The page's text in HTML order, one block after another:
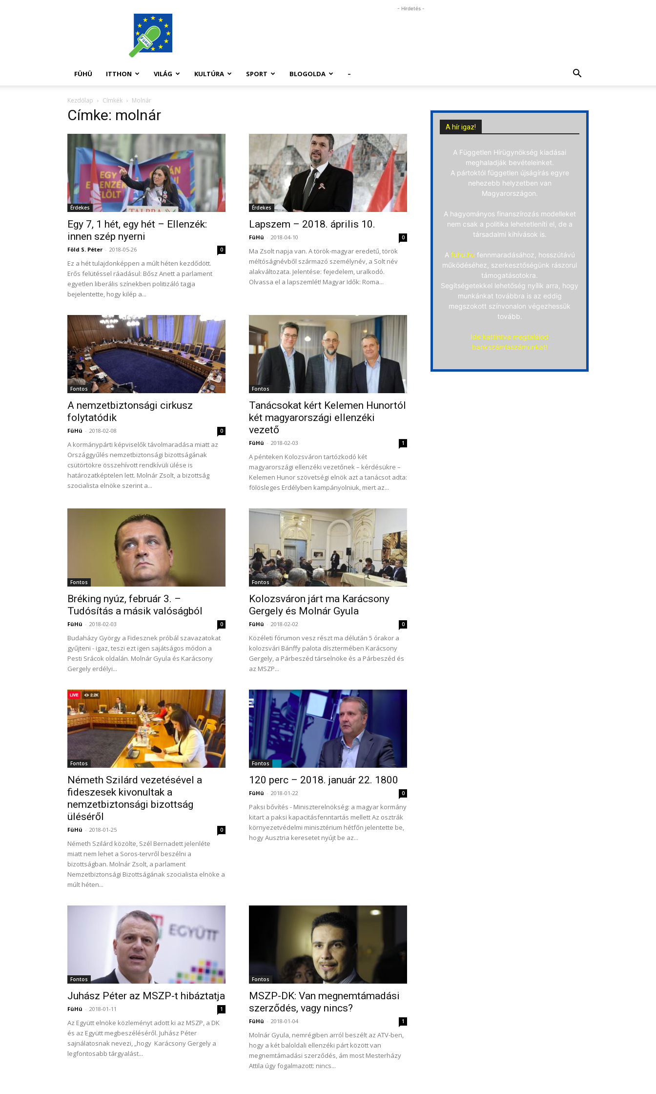
FüHü
- Hirdetés -
FÜHÜ ITTHON VILÁG KULTÚRA SPORT BLOGOLDA –
Kezdőlap Címkék Molnár
Címke: molnár
Érdekes
Egy 7, 1 hét, egy hét – Ellenzék:
innen szép nyerni
Föld S. Péter - 2018-05-26 0
Ez a hét tulajdonképpen a múlt héten kezdődött.
Erős felütéssel ráadásul: Bősz Anett a parlament
egyetlen liberális színekben politizáló tagja
bejelentette, hogy kilép a...
Érdekes
Lapszem – 2018. április 10.
FüHü - 2018-04-10 0
Ma Zsolt napja van. A török-magyar eredetű, török
méltóságnévből származó személynév, a Solt név
alakváltozata. Jelentése: fejedelem, uralkodó.
Olvassa el a lapszemlét! Magyar Idők: Roma...
Fontos
A nemzetbiztonsági cirkusz
folytatódik
FüHü - 2018-02-08 0
A kormánypárti képviselők távolmaradása miatt az
Országgyűlés nemzetbiztonsági bizottságának
csütörtökre összehívott rendkívüli ülése is
határozatképtelen lett. Molnár Zsolt, a bizottság
szocialista elnöke szerint a...
Fontos
Tanácsokat kért Kelemen Hunortól
két magyarországi ellenzéki
vezető
FüHü - 2018-02-03 1
A pénteken Kolozsváron tartózkodó két
magyarországi ellenzéki vezetőnek – kérdésükre –
Kelemen Hunor szövetségi elnök azt a tanácsot adta:
fölösleges Erdélyben kampányolniuk, mert az...
Fontos
Bréking nyúz, február 3. –
Tudósítás a másik valóságból
FüHü - 2018-02-03 0
Budaházy György a Fidesznek próbál szavazatokat
gyűjteni - igaz, teszi ezt igen sajátságos módon a
Pesti Srácok oldalán. Molnár Gyula és Karácsony
Gergely erdélyi...
Fontos
Kolozsváron járt ma Karácsony
Gergely és Molnár Gyula
FüHü - 2018-02-02 0
Közéleti fórumon vesz részt ma délután 5 órakor a
kolozsvári Bánffy palota dísztermében Karácsony
Gergely, a Párbeszéd társelnöke és a Párbeszéd és
az MSZP...
Fontos
Németh Szilárd vezetésével a
fideszesek kivonultak a
nemzetbiztonsági bizottság
üléséről
FüHü - 2018-01-25 0
Németh Szilárd közölte, Szél Bernadett jelenléte
miatt nem lehet a Soros-tervről beszélni a
bizottságban. Molnár Zsolt, a parlament
Nemzetbiztonsági Bizottságának szocialista elnöke a
múlt héten...
Fontos
120 perc – 2018. január 22. 1800
FüHü - 2018-01-22 0
Paksi bővítés - Miniszterelnökség: a magyar kormány
kitart a paksi kapacitásfenntartás mellett Az osztrák
környezetvédelmi minisztérium hétfőn jelentette be,
hogy Ausztria keresetet nyújt be az...
Fontos
Juhász Péter az MSZP-t hibáztatja
FüHü - 2018-01-11 1
Az Együtt elnöke közleményt adott ki az MSZP, a DK
és az Együtt megbeszéléséről. Juhász Péter
sajnálatosnak nevezi, „hogy Karácsony Gergely a
legfontosabb tárgyalást...
Fontos
MSZP-DK: Van megnemtámadási
szerződés, vagy nincs?
FüHü - 2018-01-04 1
Molnár Gyula, nemrégiben arról beszélt az ATV-ben,
hogy a két baloldali ellenzéki párt között van
megnemtámadási szerződés, ám most Mesterházy
Attila úgy fogalmazott: nincs...
A hír igaz!
A Független Hírügynökség kiadásai
meghaladják bevételeinket.
A pártoktól független újságírás egyre
nehezebb helyzetben van
Magyarországon.
A hagyományos finanszírozás modelleket
nem csak a politika lehetetleníti el, de a
társadalmi kihívások is.
A fuhu.hu fennmaradásához, hosszútávú
működéséhez, szerkesztőségünk rászorul
támogatásotokra.
Segítségetekkel lehetőség nyílik arra, hogy
munkánkat továbbra is az eddig
megszokott színvonalon végezhessük
tovább.
Ide kattintva megtalálod
bankszámlaszámunkat!